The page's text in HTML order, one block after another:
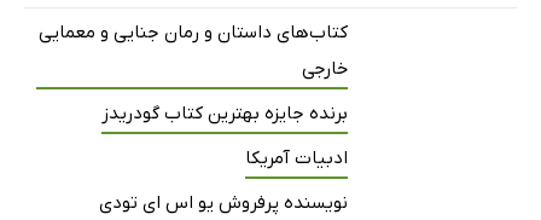
کتاب‌های داستان و رمان جنایی و معمایی
خارجی
برنده جایزه بهترین کتاب گودریدز
ادبیات آمریکا
نویسنده پرفروش یو اس ای تودی